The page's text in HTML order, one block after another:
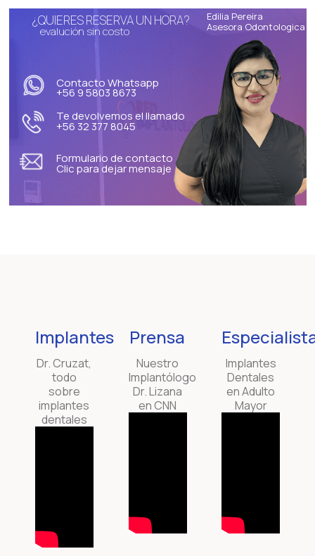
Contacto Whatsapp
+56 9 5803 8673
Te devolvemos el llamado
+56 32 377 8045
Formulario de contacto
Clic para dejar mensaje
Edilia Pereira
Asesora Odontologica
¿QUIERES RESERVA UN HORA?
evalución sin costo
Implantes
Dr. Cruzat,
todo
sobre
implantes
dentales
Prensa
Nuestro
Implantólogo
Dr. Lizana
en CNN
Implantes
Dentales
en Adulto
Mayor